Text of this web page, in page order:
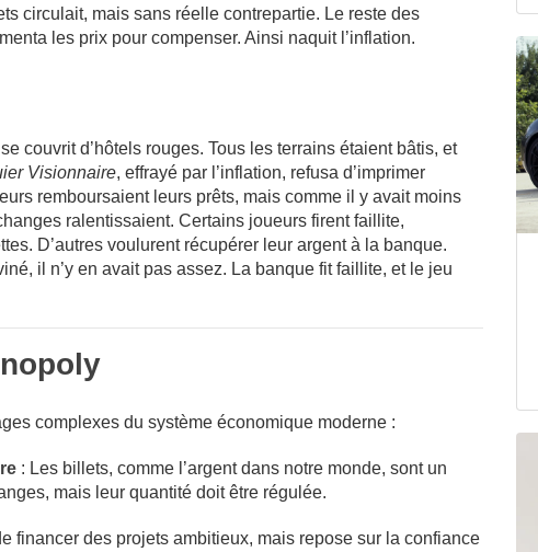
circulait, mais sans réelle contrepartie. Le reste des
les prix pour compenser. Ainsi naquit l’inflation.
couvrit d’hôtels rouges. Tous les terrains étaient bâtis, et
Visionnaire, effrayé par l’inflation, refusa d’imprimer
remboursaient leurs prêts, mais comme il y avait moins
ralentissaient. Certains joueurs firent faillite,
D’autres voulurent récupérer leur argent à la banque.
il n’y en avait pas assez. La banque fit faillite, et le jeu
complexes du système économique moderne :
: Les billets, comme l’argent dans notre monde, sont un
mais leur quantité doit être régulée.
financer des projets ambitieux, mais repose sur la confiance